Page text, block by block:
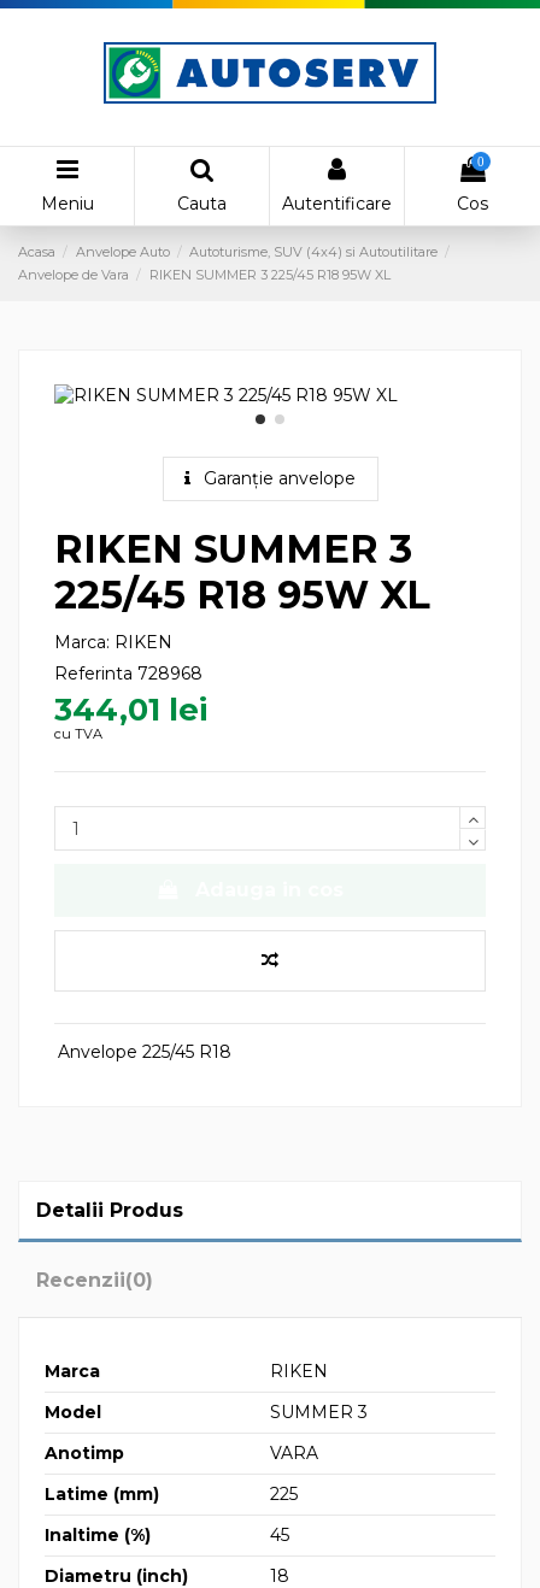
Meniu Cauta Autentificare
0
Cos
Acasa Anvelope Auto
Autoturisme, SUV (4x4) si Autoutilitare
Anvelope de Vara
RIKEN SUMMER 3 225/45 R18 95W XL
Garanție anvelope
RIKEN SUMMER 3
225/45 R18 95W XL
Marca: RIKEN
Referinta 728968
344,01 lei
cu TVA
Anvelope 225/45 R18
Detalii Produs
Recenzii(0)
Marca
RIKEN
Model
SUMMER 3
Anotimp
VARA
Latime (mm)
225
Inaltime (%)
45
Diametru (inch)
18